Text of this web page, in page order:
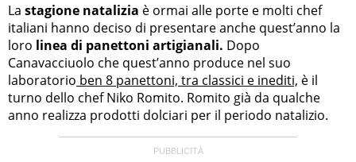
La stagione natalizia è ormai alle porte e molti chef
italiani hanno deciso di presentare anche quest’anno la
loro linea di panettoni artigianali. Dopo
Canavacciuolo che quest’anno produce nel suo
laboratorio ben 8 panettoni, tra classici e inediti, è il
turno dello chef Niko Romito. Romito già da qualche
anno realizza prodotti dolciari per il periodo natalizio.